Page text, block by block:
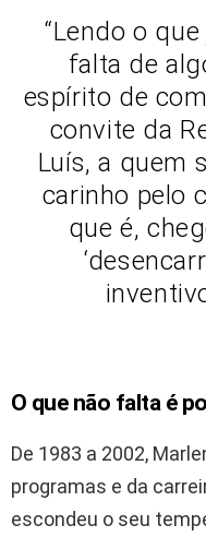
“Lendo o
falta de
espírito de
convite da
Luís, a quem
carinho pelo
que é,
O que não falta é
De 1983 a 2002,
programas e da
escondeu o seu